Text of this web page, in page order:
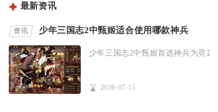
最新资讯
资讯 少年三国志2中甄姬适合使用哪款神兵
少年三国志2中甄姬首选神兵为霓
2026-07-15